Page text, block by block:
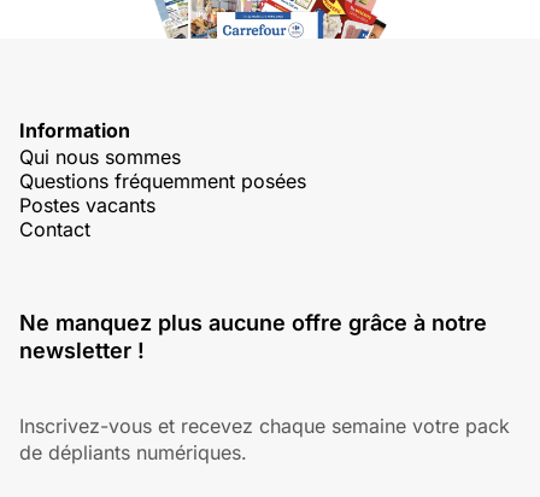
Information
Qui nous sommes
Questions fréquemment posées
Postes vacants
Contact
Ne manquez plus aucune offre grâce à notre
newsletter !
Inscrivez-vous et recevez chaque semaine votre pack
de dépliants numériques.